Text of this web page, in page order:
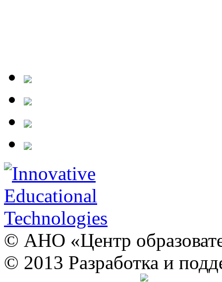
© АНО «Центр
© 2013 Разработка и